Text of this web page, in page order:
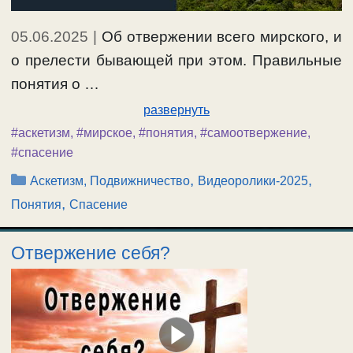
05.06.2025
Об отвержении всего мирского, и
о прелести бывающей при этом. Правильные
понятия о …
развернуть
#аскетизм, #мирское, #понятия, #самоотвержение,
#спасение
Рубрики
Аскетизм, Подвижничество, Видеоролики-2025,
Понятия, Спасение
Отвержение себя?